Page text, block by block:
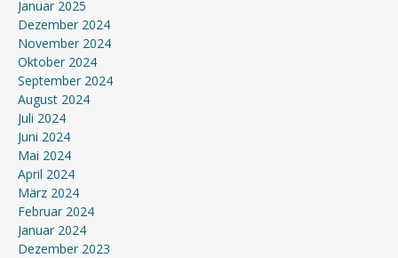
Januar 2025
Dezember 2024
November 2024
Oktober 2024
September 2024
August 2024
Juli 2024
Juni 2024
Mai 2024
April 2024
März 2024
Februar 2024
Januar 2024
Dezember 2023